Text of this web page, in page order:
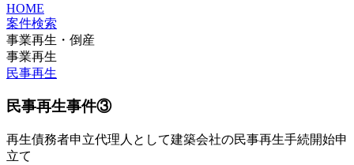
HOME
案件検索
事業再生・倒産
事業再生
民事再生
民事再生事件③
再生債務者申立代理人として建築会社の民事再生手続開始申
立て